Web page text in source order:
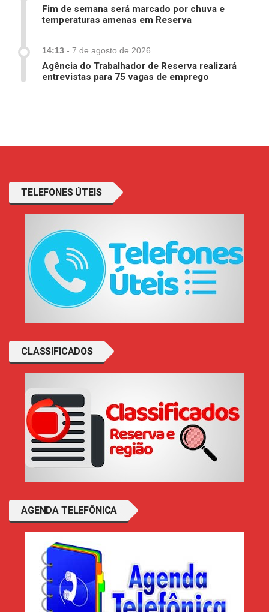
Fim de semana será marcado por chuva e
temperaturas amenas em Reserva
14:13 - 7 de agosto de 2026
Agência do Trabalhador de Reserva realizará
entrevistas para 75 vagas de emprego
TELEFONES ÚTEIS
CLASSIFICADOS
AGENDA TELEFÔNICA